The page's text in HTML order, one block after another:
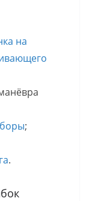
на
;
.